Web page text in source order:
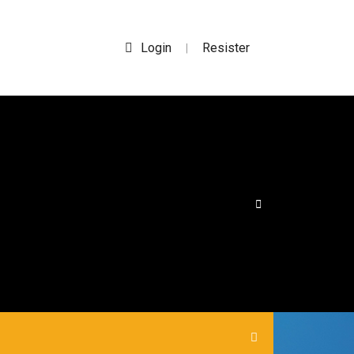
Login | Resister